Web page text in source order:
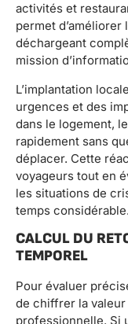
activités et
permet
déchargeant
mission
L’implantation
urgences et des
dans le logement,
rapidement sans
déplacer. Cette
voyageurs tout en
les situations de
temps considérable.
CALCUL DU
TEMPOREL
Pour évaluer
de chiffrer la
professionnelle. Si